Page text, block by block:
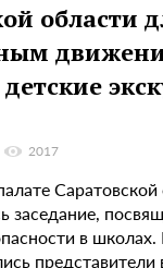
области
2017
Саратовской
заседание,
в школах.
представители